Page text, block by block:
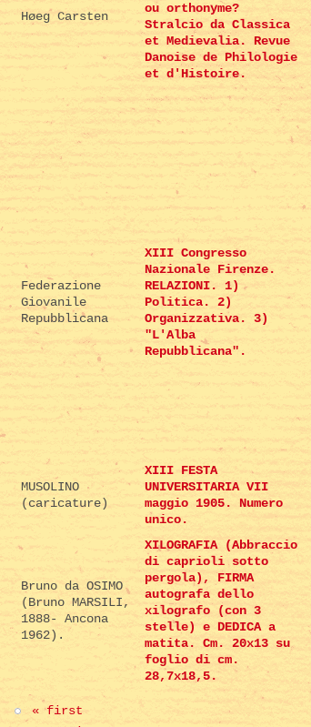
Høeg Carsten
ou orthonyme?
Stralcio da Classica
et Medievalia. Revue
Danoise de Philologie
et d'Histoire.
Federazione
Giovanile
Repubblicana
XIII Congresso
Nazionale Firenze.
RELAZIONI. 1)
Politica. 2)
Organizzativa. 3)
"L'Alba
Repubblicana".
MUSOLINO
(caricature)
XIII FESTA
UNIVERSITARIA VII
maggio 1905. Numero
unico.
Bruno da OSIMO
(Bruno MARSILI,
1888- Ancona
1962).
XILOGRAFIA (Abbraccio
di caprioli sotto
pergola), FIRMA
autografa dello
xilografo (con 3
stelle) e DEDICA a
matita. Cm. 20x13 su
foglio di cm.
28,7x18,5.
« first